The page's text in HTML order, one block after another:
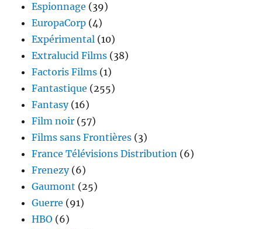
Espionnage (39)
EuropaCorp (4)
Expérimental (10)
Extralucid Films (38)
Factoris Films (1)
Fantastique (255)
Fantasy(16)
Film noir (57)
Films sans Frontières (3)
France Télévisions Distribution (6)
Frenezy(6)
Gaumont (25)
Guerre (91)
HBO (6)